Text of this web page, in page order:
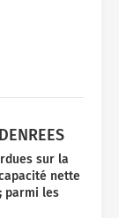
sur la
nette
parmi les